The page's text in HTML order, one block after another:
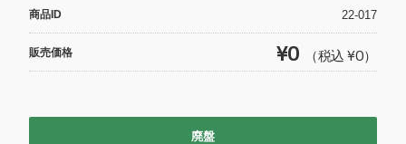
e
b
o
商品ID 22-017
販売価格 ¥0 （税込 ¥0）
廃盤